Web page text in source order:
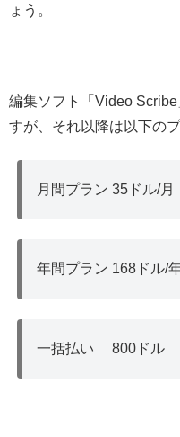
ょう。
編集ソフト「Video
すが、それ以降は以下の
月間プラン 35ドル/月
年間プラン 168ドル/
一括払い 800ドル